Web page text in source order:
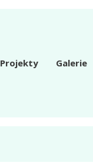
Projekty Galerie